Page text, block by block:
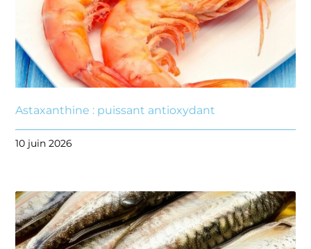
Astaxanthine : puissant antioxydant
10 juin 2026